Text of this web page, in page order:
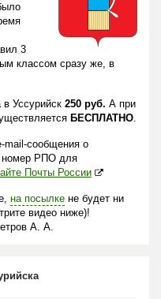
3
классом сразу же, в
в Уссурийск 250 руб. А при
БЕСПЛАТНО.
сообщения о
номер РПО для
Почты России
на посылке не будет ни
видео ниже)!
А. А.